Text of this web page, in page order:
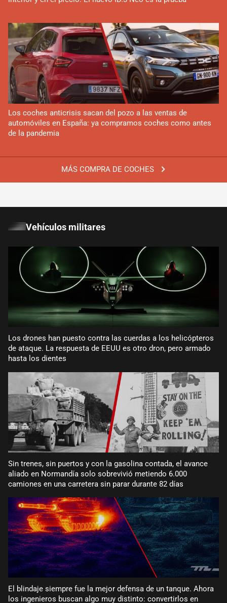
MÁS COMPRA DE COCHES
Los coches anticrisis sacan del pozo a las ventas de
automóviles en España: ya compramos coches como antes
de la pandemia
Vehículos militares
Los drones han puesto contra las cuerdas a los helicópteros
de ataque. La respuesta de EEUU es otro dron, pero armado
hasta los dientes
Sin trenes, sin puertos y con la gasolina contada, el avance
aliado en Normandía solo sobrevivió metiendo 6.000
camiones en una carretera sin parar durante 82 días
El blindaje siempre fue la mejor defensa de un tanque. Ahora
los ingenieros buscan algo muy distinto: convertirlos en